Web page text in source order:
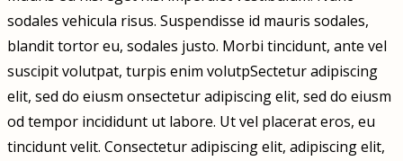
sodales vehicula risus. Suspendisse id mauris sodales,
blandit tortor eu, sodales justo. Morbi tincidunt, ante vel
suscipit volutpat, turpis enim volutpSectetur adipiscing
elit, sed do eiusm onsectetur adipiscing elit, sed do eiusm
od tempor incididunt ut labore. Ut vel placerat eros, eu
tincidunt velit. Consectetur adipiscing elit, adipiscing elit,